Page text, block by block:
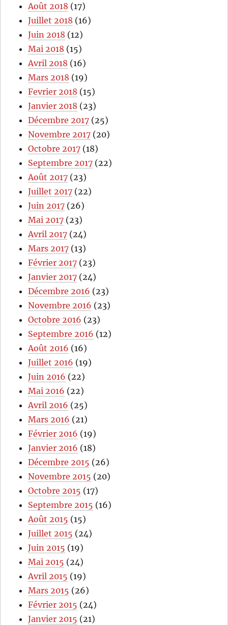
Août 2018 (17)
Juillet 2018 (16)
Juin 2018 (12)
Mai 2018 (15)
Avril 2018 (16)
Mars 2018 (19)
Fevrier 2018 (15)
Janvier 2018 (23)
Décembre 2017 (25)
Novembre 2017 (20)
Octobre 2017 (18)
Septembre 2017 (22)
Août 2017 (23)
Juillet 2017 (22)
Juin 2017 (26)
Mai 2017 (23)
Avril 2017 (24)
Mars 2017 (13)
Février 2017 (23)
Janvier 2017 (24)
Décembre 2016 (23)
Novembre 2016 (23)
Octobre 2016 (23)
Septembre 2016 (12)
Août 2016 (16)
Juillet 2016 (19)
Juin 2016 (22)
Mai 2016 (22)
Avril 2016 (25)
Mars 2016 (21)
Février 2016 (19)
Janvier 2016 (18)
Décembre 2015 (26)
Novembre 2015 (20)
Octobre 2015 (17)
Septembre 2015 (16)
Août 2015 (15)
Juillet 2015 (24)
Juin 2015 (19)
Mai 2015 (24)
Avril 2015 (19)
Mars 2015 (26)
Février 2015 (24)
Janvier 2015 (21)